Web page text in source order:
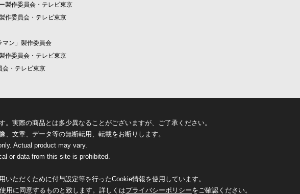
製作委員会・テレビ東京
作委員会・テレビ東京
ン」製作委員会
作委員会・テレビ東京
会・テレビ東京
実際の商品とは多少異なることがございますが、ご了承ください。
文章、データ等の無断転用、転載をお断りします。
Actual product may vary.
or data from this site is prohibited.
ただくために付与設定等を行ったCookie情報を使用しています。
用に同意するものと致します。詳しくはプライバシーポリシーをご確認ください。